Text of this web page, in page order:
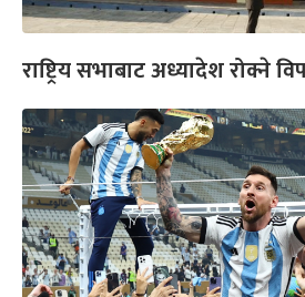
राष्ट्रिय सभाबाट अध्यादेश रोक्ने